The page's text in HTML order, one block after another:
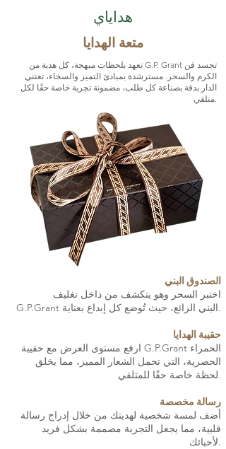
هداياي
متعة الهدايا
تعهد بلحظات مبهجة، كل هدية من G.P. Grant تجسد فن
الكرم والسحر. مسترشدة بمبادئ التميز والسخاء، تعتني
الدار بدقة بصناعة كل طلب، مضمونة تجربة خاصة حقًا لكل
الصندوق البني
اختبر السحر وهو يتكشف من داخل تغليف
G.P.Grant البني الرائع، حيث تُوضع كل إبداع بعناية.
حقيبة الهدايا
ارفع مستوى العرض مع حقيبة G.P.Grant الحمراء
الحصرية، التي تحمل الشعار المميز، مما يخلق
لحظة خاصة حقًا للمتلقي.
رسالة مخصصة
أضف لمسة شخصية لهديتك من خلال إدراج رسالة
قلبية، مما يجعل التجربة مصممة بشكل فريد
لأحبائك.